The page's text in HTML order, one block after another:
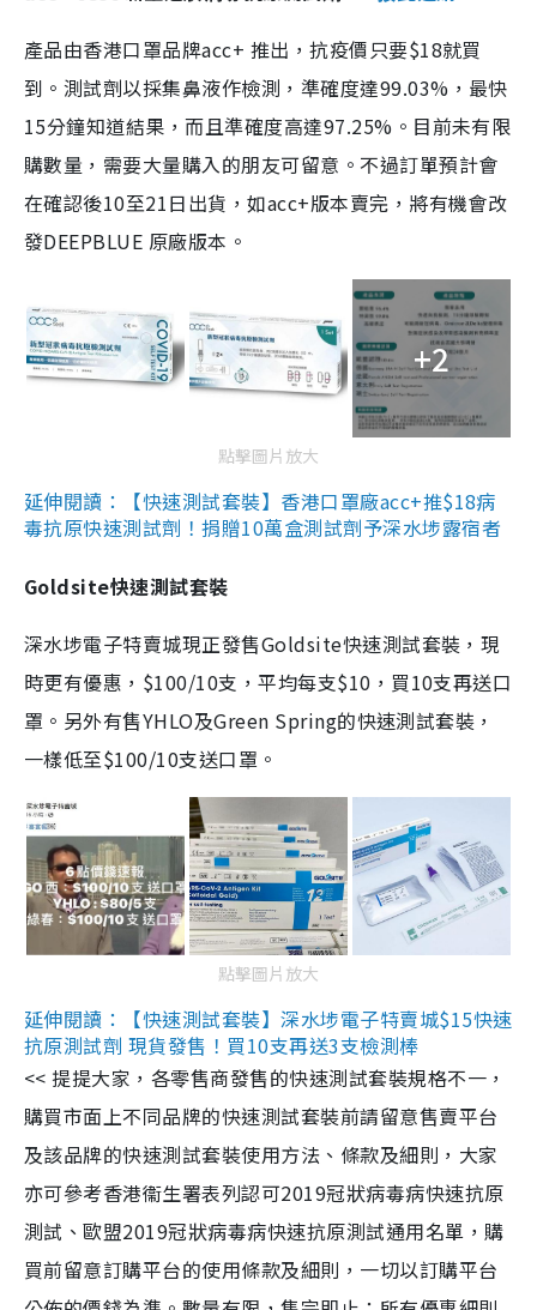
產品由香港口罩品牌acc+ 推出，抗疫價只要$18就買
到。測試劑以採集鼻液作檢測，準確度達99.03%，最快
15分鐘知道結果，而且準確度高達97.25%。目前未有限
購數量，需要大量購入的朋友可留意。不過訂單預計會
在確認後10至21日出貨，如acc+版本賣完，將有機會改
發DEEPBLUE 原廠版本。
+2
點擊圖片放大
延伸閱讀：【快速測試套裝】香港口罩廠acc+推$18病
毒抗原快速測試劑！捐贈10萬盒測試劑予深水埗露宿者
Goldsite快速測試套裝
深水埗電子特賣城現正發售Goldsite快速測試套裝，現
時更有優惠，$100/10支，平均每支$10，買10支再送口
罩。另外有售YHLO及Green Spring的快速測試套裝，
一樣低至$100/10支送口罩。
點擊圖片放大
延伸閱讀：【快速測試套裝】深水埗電子特賣城$15快速
抗原測試劑 現貨發售！買10支再送3支檢測棒
<< 提提大家，各零售商發售的快速測試套裝規格不一，
購買市面上不同品牌的快速測試套裝前請留意售賣平台
及該品牌的快速測試套裝使用方法、條款及細則，大家
亦可參考香港衞生署表列認可2019冠狀病毒病快速抗原
測試、歐盟2019冠狀病毒病快速抗原測試通用名單，購
買前留意訂購平台的使用條款及細則，一切以訂購平台